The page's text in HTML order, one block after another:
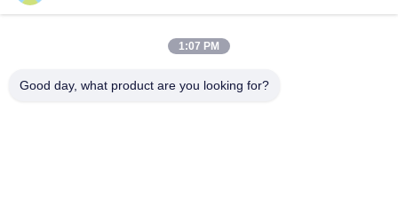
1:07 PM
Good day, what product are you looking for?